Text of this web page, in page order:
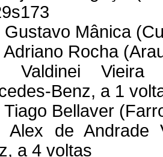
Gustavo Mânica
Adriano Rocha
Valdinei Vieira
Benz, a 1
Tiago Bellaver
Alex de Andrade
a 4 voltas